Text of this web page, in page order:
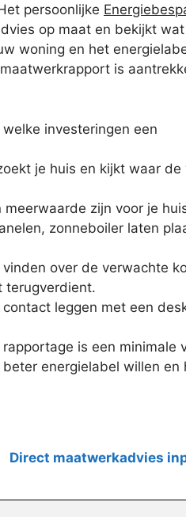
persoonlijke
op maat en bekijkt
woning en het
is
investeringen een
je huis en kijkt waar
zijn voor je
zonneboiler laten
over de verwachte
terugverdient.
leggen met een
is een minimale
energielabel willen en
Direct maatwerkadvies